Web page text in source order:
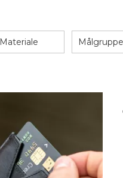
Materiale Målgruppe